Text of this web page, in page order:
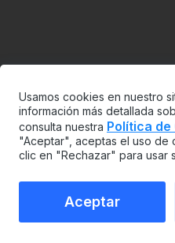
Usamos cookies en nuestro
información más detallada
consulta nuestra Política de
"Aceptar", aceptas el uso de
clic en "Rechazar" para usar
Aceptar